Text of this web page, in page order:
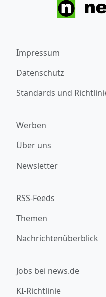
Impressum
Datenschutz
Standards und
Werben
Über uns
Newsletter
RSS-Feeds
Themen
Nachrichtenüberblick
Jobs bei news.de
KI-Richtlinie